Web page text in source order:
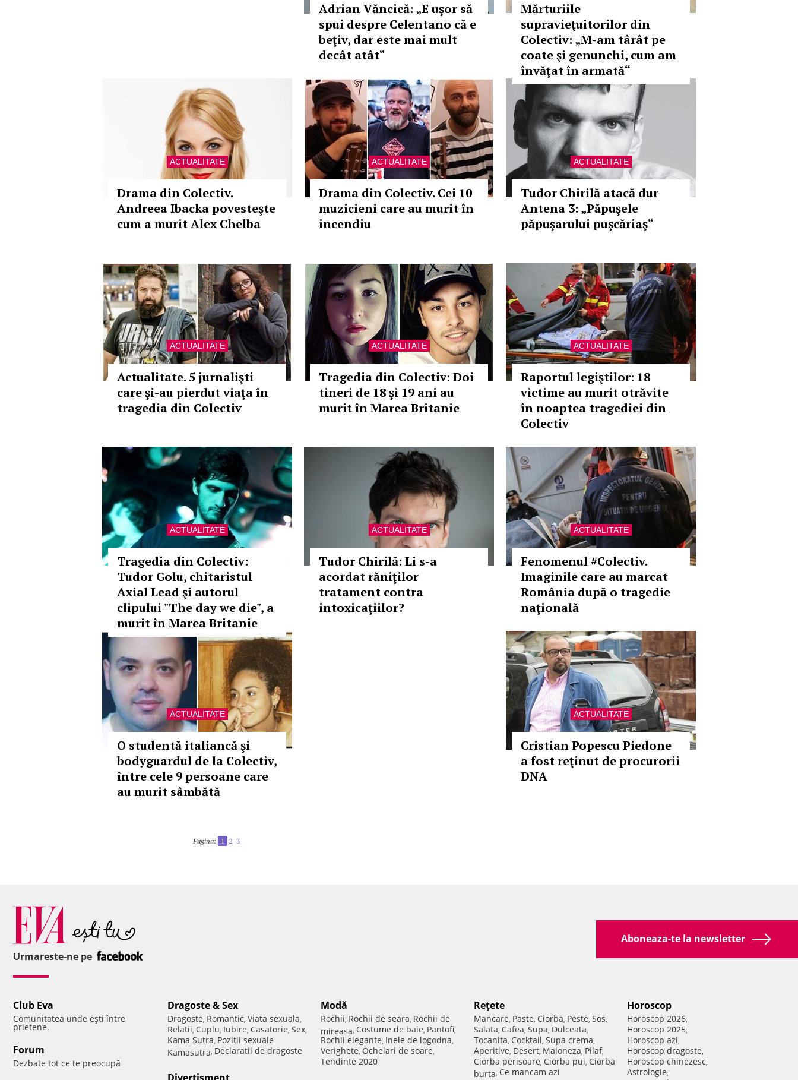
Adrian Văncică: „E uşor să
spui despre Celentano că e
beţiv, dar este mai mult
decât atât“
Mărturiile
supravieţuitorilor din
Colectiv: „M-am târât pe
coate şi genunchi, cum am
învăţat în armată“
ACTUALITATE
Drama din Colectiv.
Andreea Ibacka povesteşte
cum a murit Alex Chelba
ACTUALITATE
Drama din Colectiv. Cei 10
muzicieni care au murit în
incendiu
ACTUALITATE
Tudor Chirilă atacă dur
Antena 3: „Păpuşele
păpuşarului puşcăriaş“
ACTUALITATE
Actualitate. 5 jurnalişti
care şi-au pierdut viaţa în
tragedia din Colectiv
ACTUALITATE
Tragedia din Colectiv: Doi
tineri de 18 şi 19 ani au
murit în Marea Britanie
ACTUALITATE
Raportul legiştilor: 18
victime au murit otrăvite
în noaptea tragediei din
Colectiv
ACTUALITATE
Tragedia din Colectiv:
Tudor Golu, chitaristul
Axial Lead şi autorul
clipului "The day we die", a
murit în Marea Britanie
ACTUALITATE
Tudor Chirilă: Li s-a
acordat răniţilor
tratament contra
intoxicaţiilor?
ACTUALITATE
Fenomenul #Colectiv.
Imaginile care au marcat
România după o tragedie
naţională
ACTUALITATE
O studentă italiancă şi
bodyguardul de la Colectiv,
între cele 9 persoane care
au murit sâmbătă
ACTUALITATE
Cristian Popescu Piedone
a fost reţinut de procurorii
DNA
Pagina: 1 2 3
Aboneaza-te la newsletter
Urmareste-ne pe
Club Eva
Comunitatea unde eşti între
prietene.
Forum
Dezbate tot ce te preocupă
Dragoste & Sex
Dragoste, Romantic, Viata sexuala,
Relatii, Cuplu, Iubire, Casatorie, Sex,
Kama Sutra, Pozitii sexuale
Kamasutra, Declaratii de dragoste
Modă
Rochii, Rochii de seara, Rochii de
mireasa, Costume de baie, Pantofi,
Rochii elegante, Inele de logodna,
Verighete, Ochelari de soare,
Tendinte 2020
Reţete
Mancare, Paste, Ciorba, Peste, Sos,
Salata, Cafea, Supa, Dulceata,
Tocanita, Cocktail, Supa crema,
Aperitive, Desert, Maioneza, Pilaf,
Ciorba perisoare, Ciorba pui, Ciorba
burta, Ce mancam azi
Horoscop
Horoscop 2026,
Horoscop 2025,
Horoscop azi,
Horoscop dragoste,
Horoscop chinezesc,
Astrologie,